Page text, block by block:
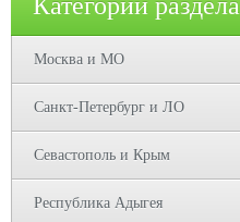
Москва и МО
Санкт-Петербург и ЛО
Севастополь и Крым
Республика Адыгея